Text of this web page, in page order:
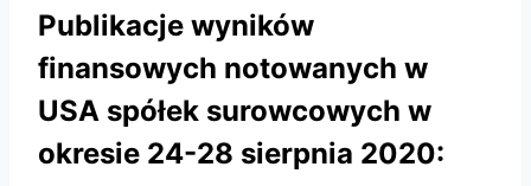
Publikacje wyników
finansowych notowanych w
USA spółek surowcowych w
okresie 24-28 sierpnia 2020: